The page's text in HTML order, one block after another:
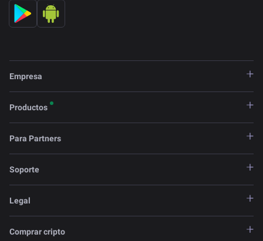
Empresa
Productos
Para Partners
Soporte
Legal
Comprar cripto